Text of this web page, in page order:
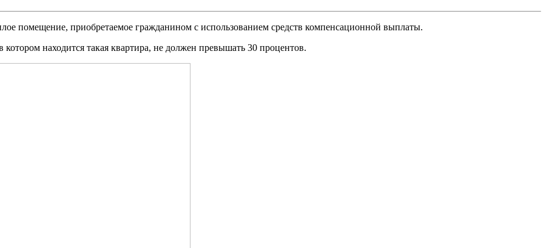
помещение, приобретаемое гражданином с использованием средств компенсационной выплаты.
находится такая квартира, не должен превышать 30 процентов.